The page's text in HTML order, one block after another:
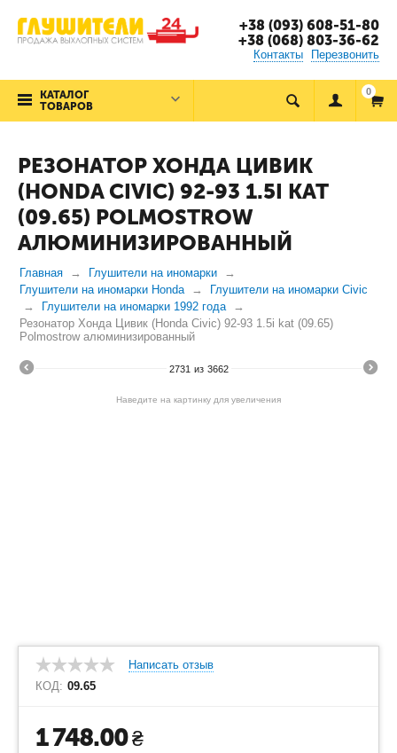
+38 (093) 608-51-80
+38 (068) 803-36-62
Контакты Перезвонить
КАТАЛОГ
ТОВАРОВ
0
РЕЗОНАТОР ХОНДА ЦИВИК
(HONDA CIVIC) 92-93 1.5I KAT
(09.65) POLMOSTROW
АЛЮМИНИЗИРОВАННЫЙ
Главная
Глушители на иномарки
Глушители на иномарки Honda
Глушители на иномарки Civic
Глушители на иномарки 1992 года
Резонатор Хонда Цивик (Honda Civic) 92-93 1.5i kat (09.65)
Polmostrow алюминизированный
2731 из 3662
Наведите на картинку для увеличения
Написать отзыв
КОД: 09.65
1 748.00₴